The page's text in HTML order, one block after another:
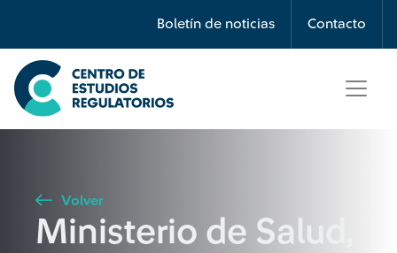
Boletín de noticias Contacto
Búsqueda
Seleccione país
Buscar
Volver
Ministerio de Salud,